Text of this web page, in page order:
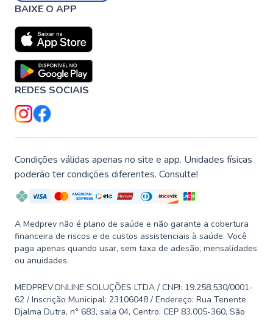
BAIXE O APP
REDES SOCIAIS
Condições válidas apenas no site e app. Unidades físicas
poderão ter condições diferentes. Consulte!
A Medprev não é plano de saúde e não garante a cobertura
financeira de riscos e de custos assistenciais à saúde. Você
paga apenas quando usar, sem taxa de adesão, mensalidades
ou anuidades.
MEDPREV.ONLINE SOLUÇÕES LTDA / CNPJ: 19.258.530/0001-
62 / Inscrição Municipal: 23106048 / Endereço: Rua Tenente
Djalma Dutra, n° 683, sala 04, Centro, CEP 83.005-360, São